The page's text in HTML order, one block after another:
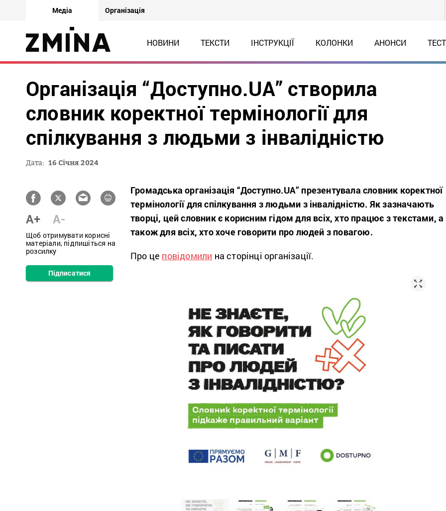
Медіа Організація
НОВИНИ ТЕКСТИ ІНСТРУКЦІЇ КОЛОНКИ АНОНСИ
Організація “Доступно.UA” створила
словник коректної термінології для
спілкування з людьми з інвалідністю
Дата: 16 Січня 2024
A+ A-
Щоб отримувати корисні
матеріали, підпишіться на
розсилку
Підписатися
Громадська організація “Доступно.UA” презентувала словник коректної
термінології для спілкування з людьми з інвалідністю. Як зазначають
творці, цей словник є корисним гідом для всіх, хто працює з текстами, а
також для всіх, хто хоче говорити про людей з повагою.
Про це повідомили на сторінці організації.